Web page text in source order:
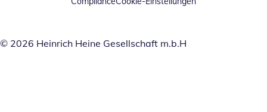
© 2026 Heinrich Heine Gesellschaft m.b.H